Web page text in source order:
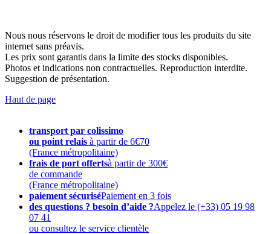
Nous nous réservons le droit de modifier tous les produits du site
internet sans préavis.
Les prix sont garantis dans la limite des stocks disponibles.
Photos et indications non contractuelles. Reproduction interdite.
Suggestion de présentation.
Haut de page
transport par colissimo
ou point relais à partir de 6€70
(France métropolitaine)
frais de port offertsà partir de 300€
de commande
(France métropolitaine)
paiement sécuriséPaiement en 3 fois
des questions ? besoin d’aide ?Appelez le (+33) 05 19 98
07 41
ou consultez le service clientèle